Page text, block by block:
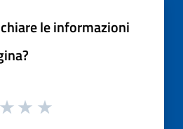
le informazioni